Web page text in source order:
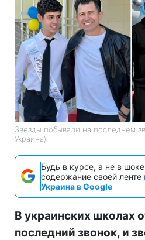
Звезды побывали на последнем
Украина)
Будь в курсе, а не в
содержание своей ленте
Украина в Google
В украинских школах
последний звонок, и